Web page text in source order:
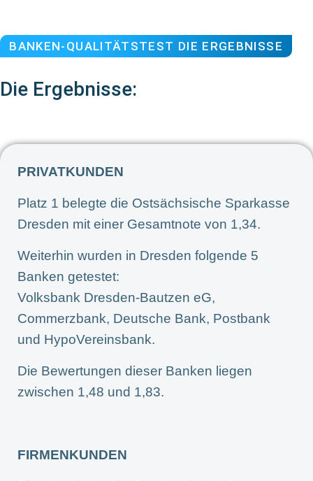
BANKEN-QUALITÄTSTEST DIE ERGEBNISSE
Die Ergebnisse:
PRIVATKUNDEN
Platz 1 belegte die Ostsächsische Sparkasse
Dresden mit einer Gesamtnote von 1,34.
Weiterhin wurden in Dresden folgende 5
Banken getestet:
Volksbank Dresden-Bautzen eG,
Commerzbank, Deutsche Bank, Postbank
und HypoVereinsbank.
Die Bewertungen dieser Banken liegen
zwischen 1,48 und 1,83.
FIRMENKUNDEN